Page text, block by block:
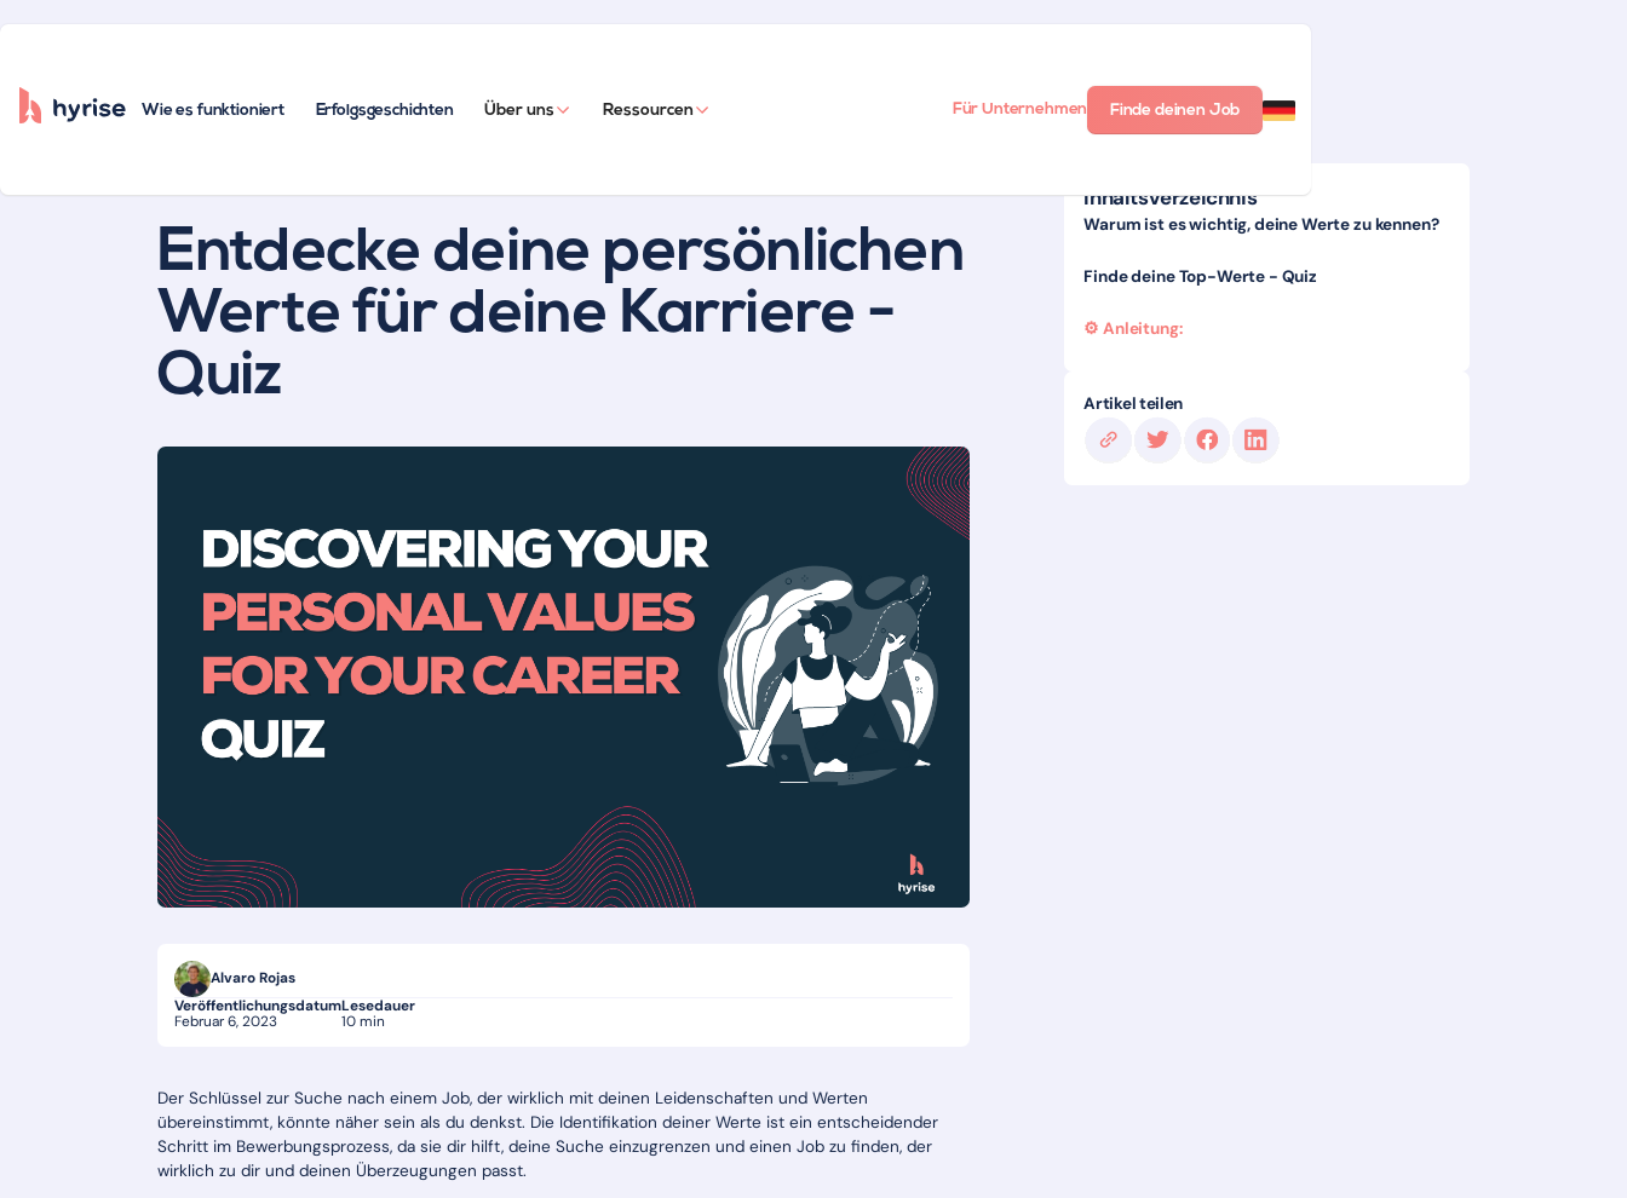
Wie es funktioniert Erfolgsgeschichten Über uns Ressourcen Für Unternehmen Finde deinen Job
Entdecke deine persönlichen
Werte für deine Karriere -
Quiz
Alvaro Rojas
Veröffentlichungsdatum
Februar 6, 2023
Lesedauer
10 min
Der Schlüssel zur Suche nach einem Job, der wirklich mit deinen Leidenschaften und Werten
übereinstimmt, könnte näher sein als du denkst. Die Identifikation deiner Werte ist ein entscheidender
Schritt im Bewerbungsprozess, da sie dir hilft, deine Suche einzugrenzen und einen Job zu finden, der
wirklich zu dir und deinen Überzeugungen passt.
Inhaltsverzeichnis
Warum ist es wichtig, deine Werte zu kennen?
Finde deine Top-Werte - Quiz
⚙️ Anleitung:
Artikel teilen